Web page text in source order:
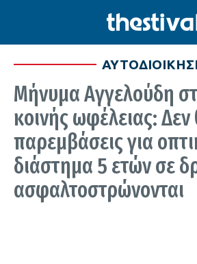
Μήνυμα Αγγελούδη
κοινής ωφέλειας: Δεν
παρεμβάσεις για
διάστημα 5 ετών σε
ασφαλτοστρώνονται